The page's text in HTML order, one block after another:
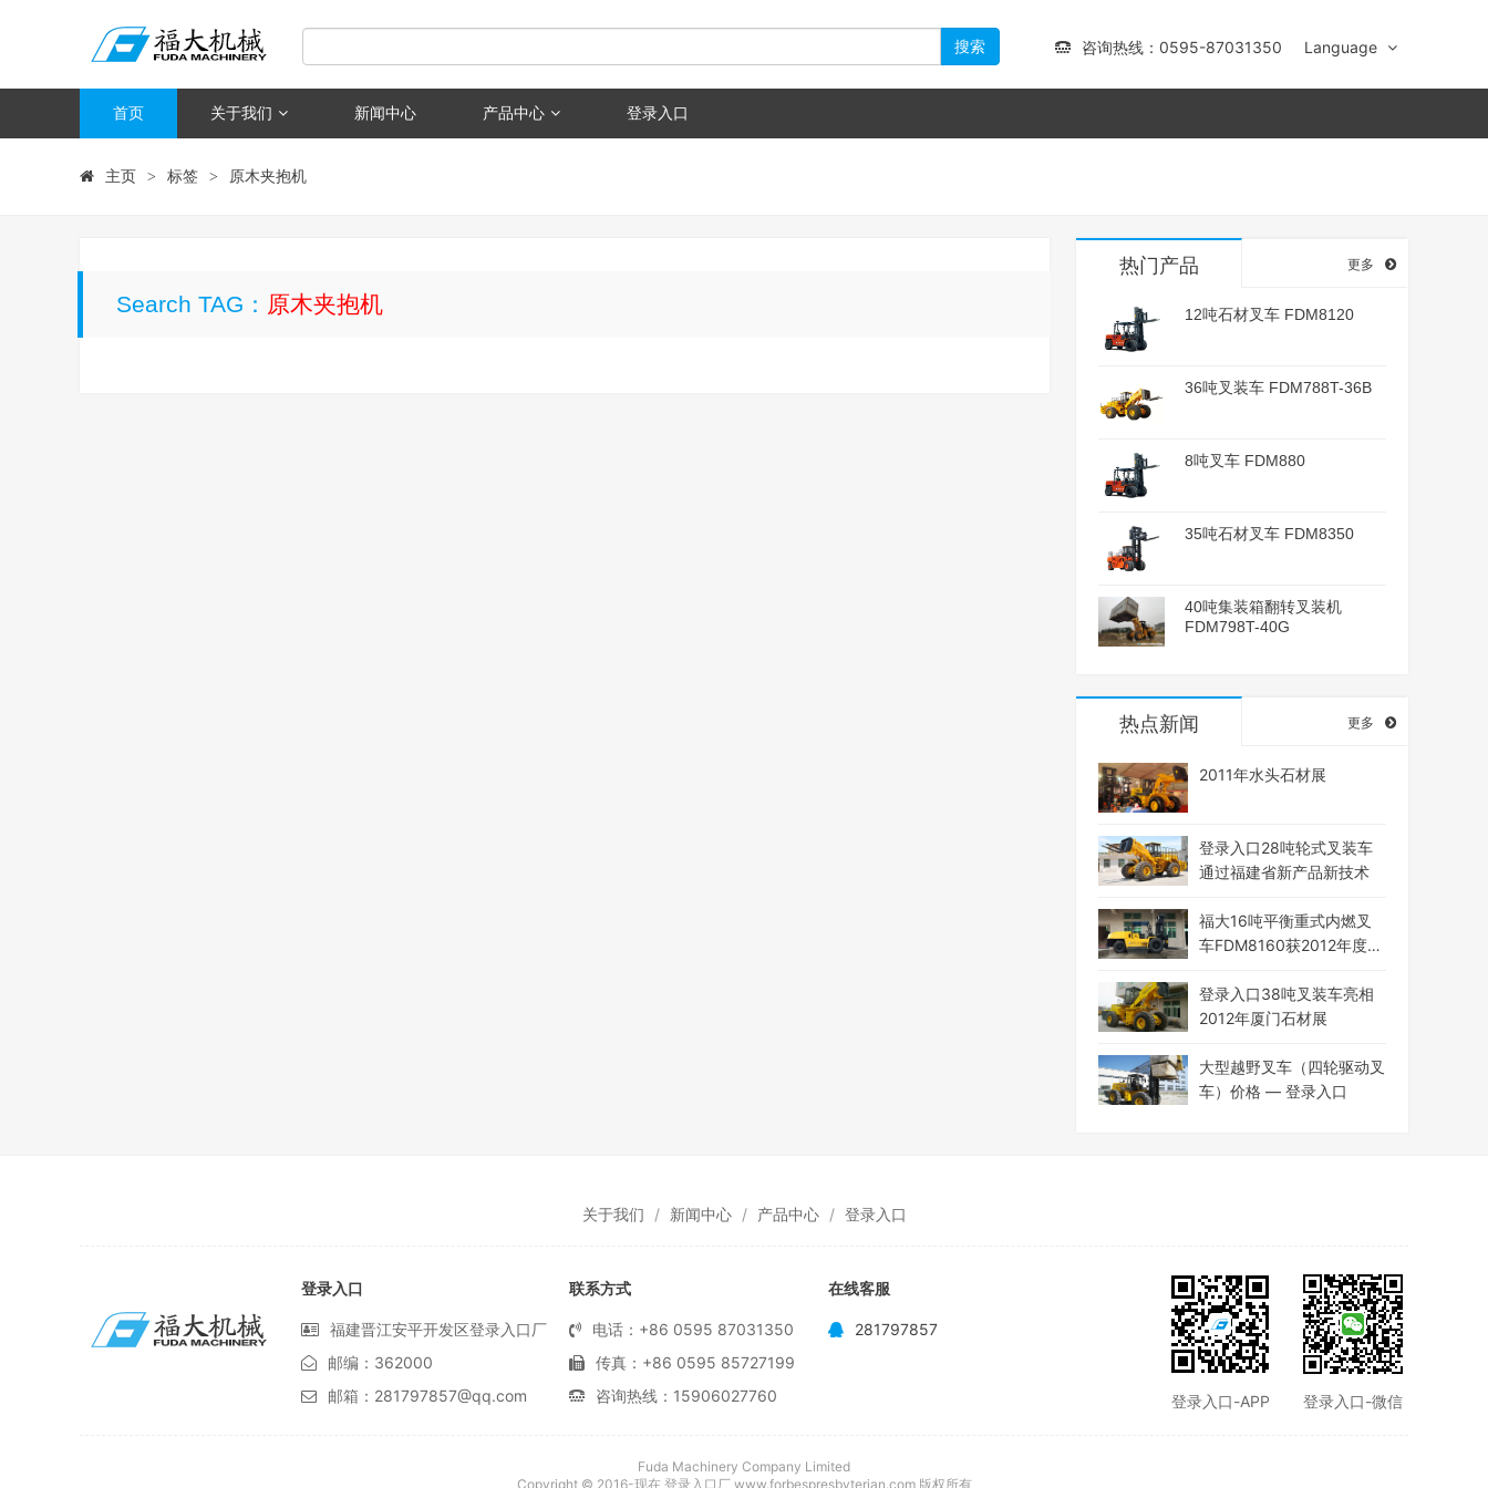
搜索 咨询热线：0595-87031350 Language
首页 关于我们 新闻中心 产品中心 登录入口
主页 > 标签 > 原木夹抱机
Search TAG： 原木夹抱机
热门产品 更多
12吨石材叉车 FDM8120
36吨叉装车 FDM788T-36B
8吨叉车 FDM880
35吨石材叉车 FDM8350
40吨集装箱翻转叉装机
FDM798T-40G
热点新闻 更多
2011年水头石材展
登录入口28吨轮式叉装车
通过福建省新产品新技术
福大16吨平衡重式内燃叉
车FDM8160获2012年度泉
登录入口38吨叉装车亮相
2012年厦门石材展
大型越野叉车（四轮驱动叉
车）价格 — 登录入口
关于我们 新闻中心 产品中心 登录入口
登录入口
福建晋江安平开发区登录入口厂
邮编：362000
邮箱：281797857@qq.com
联系方式
电话：+86 0595 87031350
传真：+86 0595 85727199
咨询热线：15906027760
在线客服
281797857
登录入口-微信
登录入口-APP
Fuda Machinery Company Limited
Copyright © 2016-现在 登录入口厂 www.forbespresbyterian.com 版权所有